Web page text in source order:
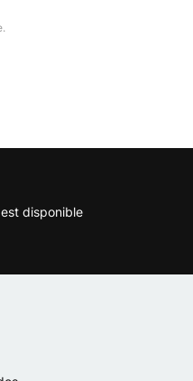
est disponible